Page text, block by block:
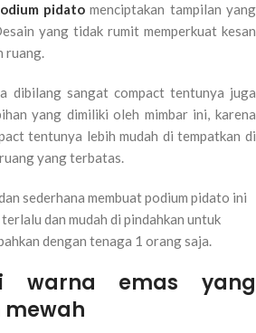
pidato menciptakan tampilan yang
yang tidak rumit memperkuat kesan
ruang.
dibilang sangat compact tentunya juga
yang dimiliki oleh mimbar ini, karena
tentunya lebih mudah di tempatkan di
yang terbatas.
sederhana membuat podium pidato ini
dan mudah di pindahkan untuk
dengan tenaga 1 orang saja.
warna emas yang